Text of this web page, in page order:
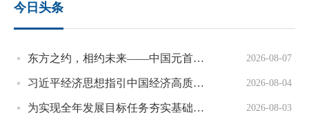
今日头条
东方之约，相约未来——中国元首外交的世界情怀与大国气派 2026-08-07
习近平经济思想指引中国经济高质量发展行稳致远 2026-08-04
为实现全年发展目标任务夯实基础——习近平总书记引领“十五五”开局之年中国经济破浪前行 2026-08-03